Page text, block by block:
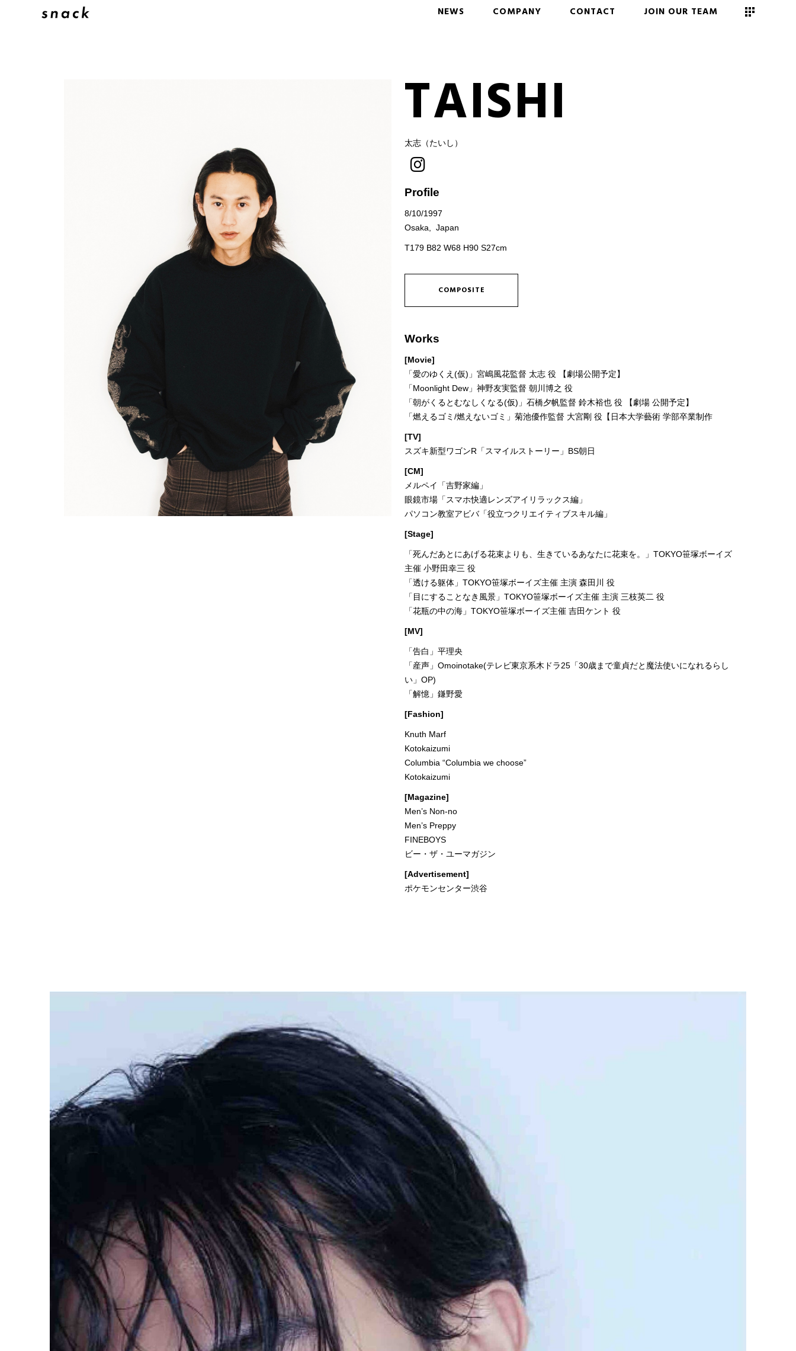
NEWS COMPANY CONTACT JOIN OUR TEAM
TAISHI
太志（たいし）
Profile
8/10/1997
Osaka, Japan
T179 B82 W68 H90 S27cm
COMPOSITE
Works
[Movie]
「愛のゆくえ(仮)」宮嶋風花監督 太志 役 【劇場公開予定】
「Moonlight Dew」神野友実監督 朝川博之 役
「朝がくるとむなしくなる(仮)」石橋夕帆監督 鈴木裕也 役 【劇場 公開予定】
「燃えるゴミ/燃えないゴミ」菊池優作監督 大宮剛 役【日本大学藝術 学部卒業制作
[TV]
スズキ新型ワゴンR「スマイルストーリー」BS朝日
[CM]
メルペイ「吉野家編」
眼鏡市場「スマホ快適レンズアイリラックス編」
パソコン教室アビバ「役立つクリエイティブスキル編」
[Stage]
「死んだあとにあげる花束よりも、生きているあなたに花束を。」TOKYO笹塚ボーイズ
主催 小野田幸三 役
「透ける躯体」TOKYO笹塚ボーイズ主催 主演 森田川 役
「目にすることなき風景」TOKYO笹塚ボーイズ主催 主演 三枝英二 役
「花瓶の中の海」TOKYO笹塚ボーイズ主催 吉田ケント 役
[MV]
「告白」平理央
「産声」Omoinotake(テレビ東京系木ドラ25「30歳まで童貞だと魔法使いになれるらし
い」OP)
「解憶」鎌野愛
[Fashion]
Knuth Marf
Kotokaizumi
Columbia “Columbia we choose”
Kotokaizumi
[Magazine]
Men’s Non-no
Men’s Preppy
FINEBOYS
ビー・ザ・ユーマガジン
[Advertisement]
ポケモンセンター渋谷